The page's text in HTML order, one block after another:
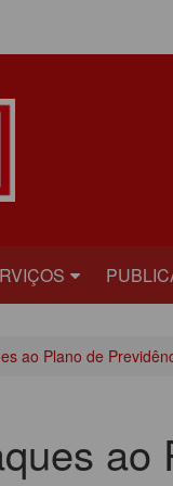
ao Plano de
ao